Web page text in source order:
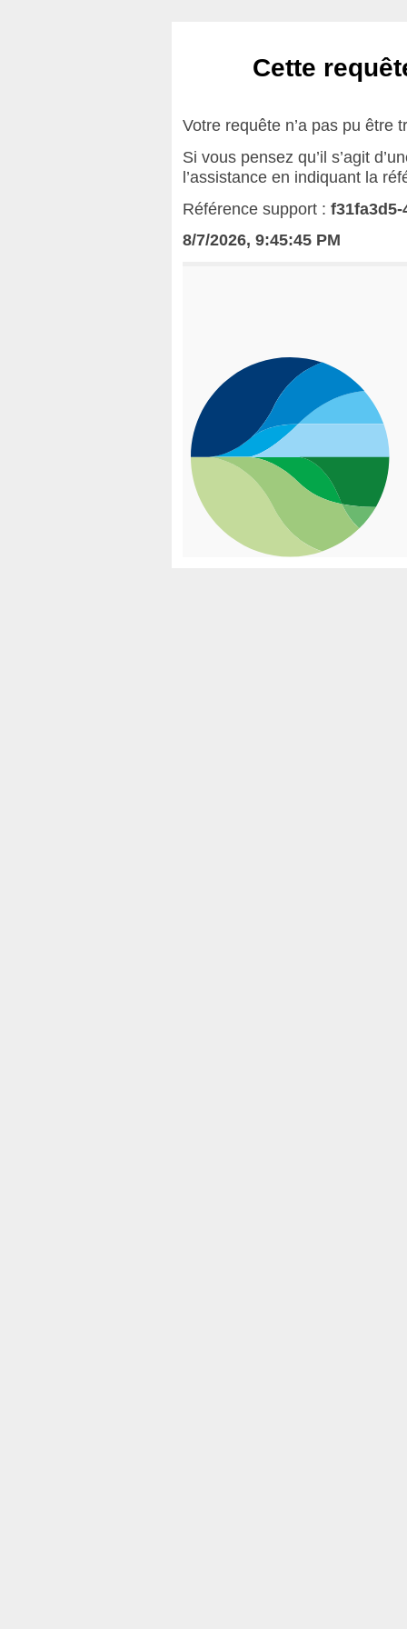
Cette
Votre requête n’a pas pu être
Si vous pensez qu’il s’agit
l’assistance en indiquant la
Référence support : f31fa3d5-
8/7/2026, 9:45:45 PM